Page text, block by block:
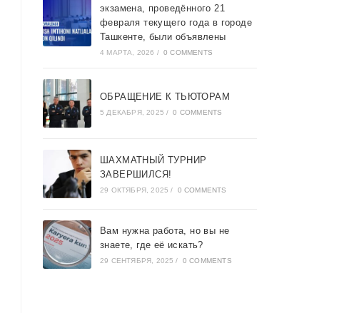
экзамена, проведённого 21
февраля текущего года в городе
Ташкентe, были объявлены
4 МАРТА, 2026 / 0 COMMENTS
ОБРАЩЕНИЕ К ТЬЮТОРАМ
5 ДЕКАБРЯ, 2025 / 0 COMMENTS
ШАХМАТНЫЙ ТУРНИР
ЗАВЕРШИЛСЯ!
29 ОКТЯБРЯ, 2025 / 0 COMMENTS
Вам нужна работа, но вы не
знаете, где её искать?
29 СЕНТЯБРЯ, 2025 / 0 COMMENTS